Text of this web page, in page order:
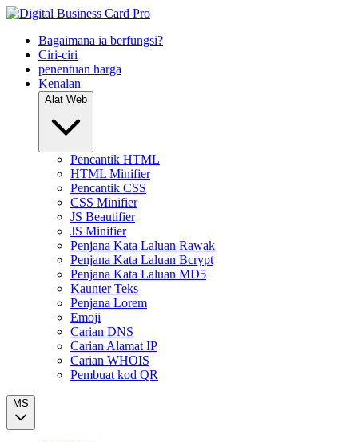
Bagaimana ia berfungsi?
Ciri-ciri
penentuan harga
Kenalan
Alat Web
Pencantik HTML
HTML Minifier
Pencantik CSS
CSS Minifier
JS Beautifier
JS Minifier
Penjana Kata Laluan Rawak
Penjana Kata Laluan Bcrypt
Penjana Kata Laluan MD5
Kaunter Teks
Penjana Lorem
Emoji
Carian DNS
Carian Alamat IP
Carian WHOIS
Pembuat kod QR
MS